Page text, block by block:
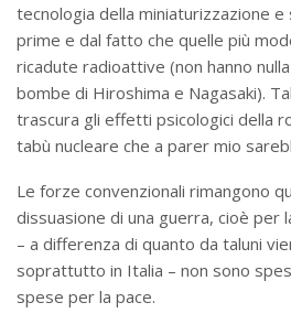
tecnologia della miniaturizzazione e
prime e dal fatto che quelle più
ricadute radioattive (non hanno
bombe di Hiroshima e Nagasaki).
trascura gli effetti psicologici della
tabù nucleare che a parer mio
Le forze convenzionali rimangono
dissuasione di una guerra, cioè per
– a differenza di quanto da taluni
soprattutto in Italia – non sono
spese per la pace.